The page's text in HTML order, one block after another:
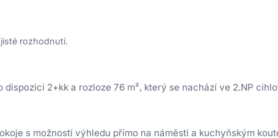
rozhodnutí.
2+kk a rozloze 76 m², který se nachází ve 2.NP
s možností výhledu přímo na náměstí a kuchyňským